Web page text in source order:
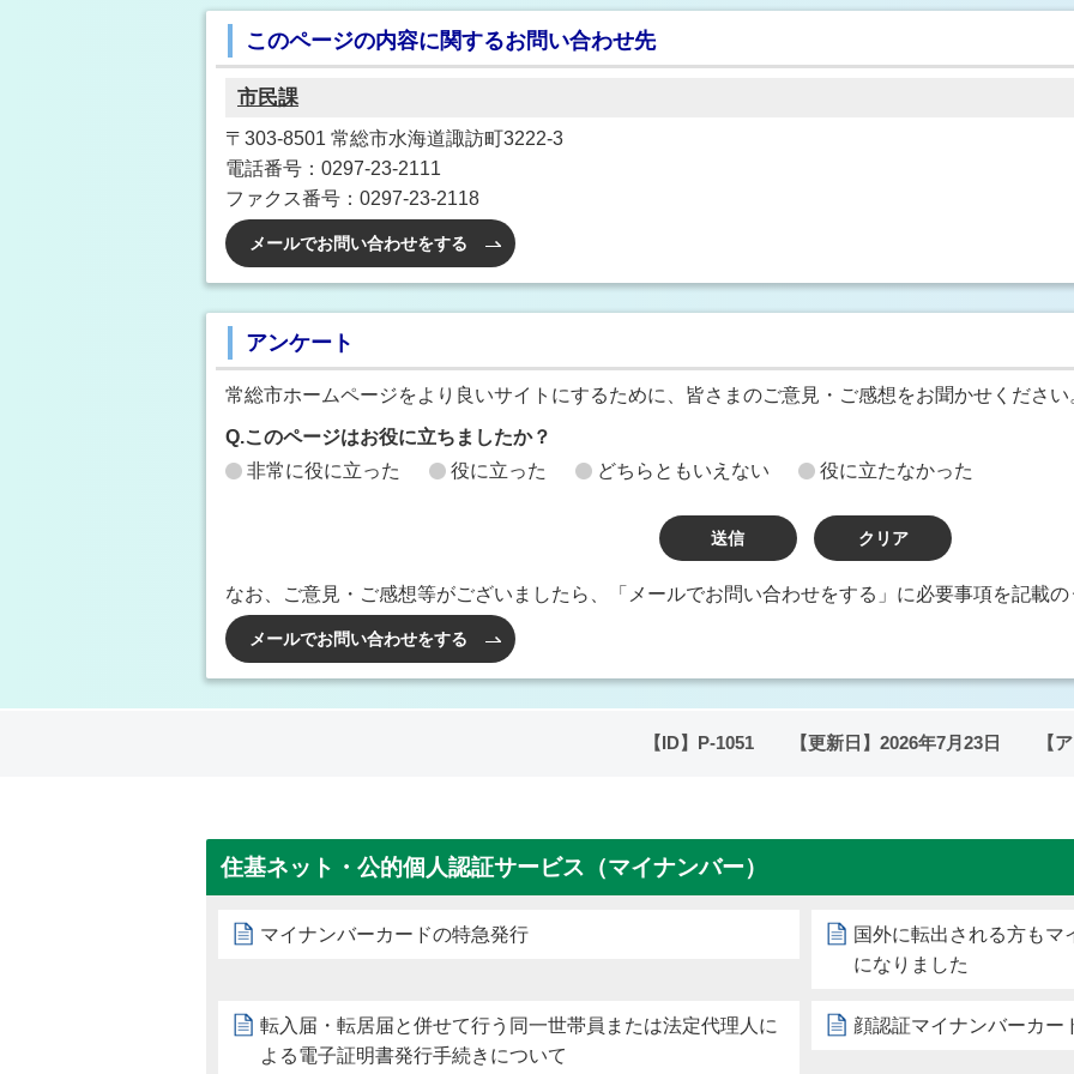
このページの内容に関するお問い合わせ先
市民課
〒303-8501 常総市水海道諏訪町3222-3
電話番号：0297-23-2111
ファクス番号：0297-23-2118
メールでお問い合わせをする
アンケート
常総市ホームページをより良いサイトにするために、皆さまのご意見・ご感想をお聞かせください
Q.このページはお役に立ちましたか？
非常に役に立った
役に立った どちらともいえない 役に立たなかった
なお、ご意見・ご感想等がございましたら、「メールでお問い合わせをする」に必要事項を記載
メールでお問い合わせをする
【ID】 P-1051 【更新日】 2026年7月23日 【
住基ネット・公的個人認証サービス（マイナンバー）
マイナンバーカードの特急発行
国外に転出される方もマ
になりました
転入届・転居届と併せて行う同一世帯員または法定代理人に
よる電子証明書発行手続きについて
顔認証マイナンバーカー